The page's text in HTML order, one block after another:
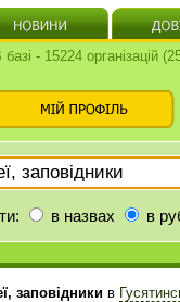
базі - 15224 організацій
в назвах в
заповідники в